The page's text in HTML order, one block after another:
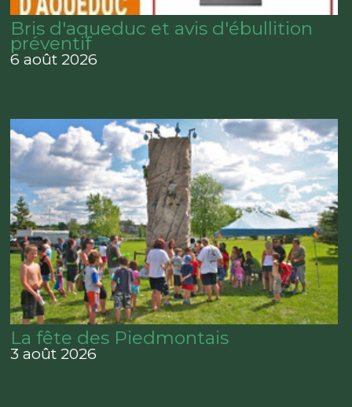
Bris d'aqueduc et avis d'ébullition
préventif
6 août 2026
La fête des Piedmontais
3 août 2026